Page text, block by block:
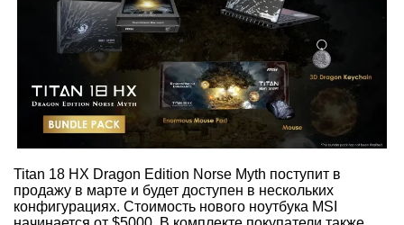
Titan 18 HX Dragon Edition Norse Myth поступит в
продажу в марте и будет доступен в нескольких
конфигурациях. Стоимость нового ноутбука MSI